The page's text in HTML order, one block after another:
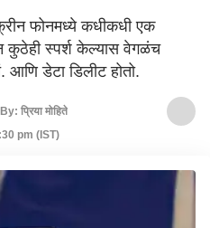
फोनमध्ये कधीकधी एक
कुठेही स्पर्श केल्यास वेगळंच
डेटा डिलीट होतो.
प्रिया मोहिते
pm (IST)